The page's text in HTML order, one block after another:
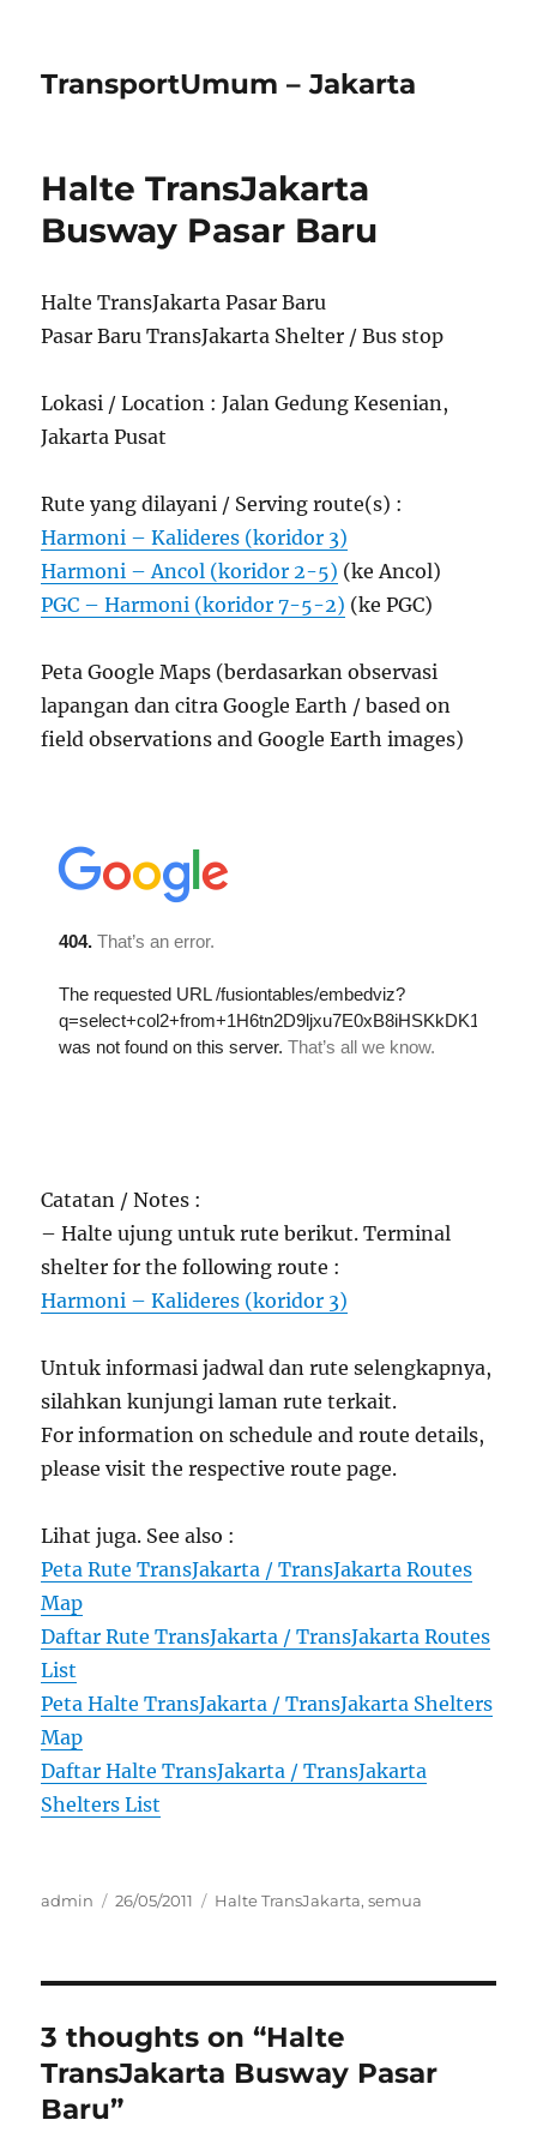
TransportUmum – Jakarta
Halte TransJakarta
Busway Pasar Baru
Halte TransJakarta Pasar Baru
Pasar Baru TransJakarta Shelter / Bus stop
Lokasi / Location : Jalan Gedung Kesenian,
Jakarta Pusat
Rute yang dilayani / Serving route(s) :
Harmoni – Kalideres (koridor 3)
Harmoni – Ancol (koridor 2-5) (ke Ancol)
PGC – Harmoni (koridor 7-5-2) (ke PGC)
Peta Google Maps (berdasarkan observasi
lapangan dan citra Google Earth / based on
field observations and Google Earth images)
Catatan / Notes :
– Halte ujung untuk rute berikut. Terminal
shelter for the following route :
Harmoni – Kalideres (koridor 3)
Untuk informasi jadwal dan rute selengkapnya,
silahkan kunjungi laman rute terkait.
For information on schedule and route details,
please visit the respective route page.
Lihat juga. See also :
Peta Rute TransJakarta / TransJakarta Routes
Map
Daftar Rute TransJakarta / TransJakarta Routes
List
Peta Halte TransJakarta / TransJakarta Shelters
Map
Daftar Halte TransJakarta / TransJakarta
Shelters List
Author
admin
Posted
26/05/2011 Categories
Halte TransJakarta,semua
3 thoughts on “Halte
TransJakarta Busway Pasar
Baru”